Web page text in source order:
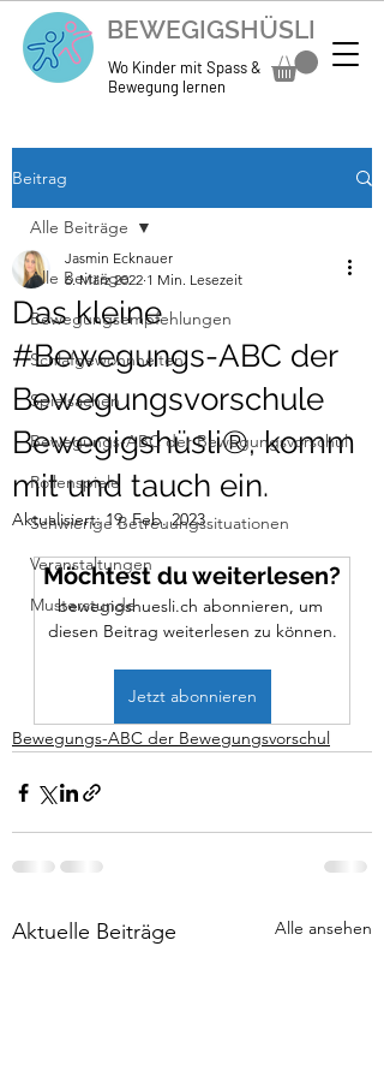
BEWEGIGSHÜSLI
Wo Kinder mit Spass &
Bewegung lernen
Beitrag
Alle Beiträge
Bewegungsempfehlungen
Schlafgewohnheiten
Spielsachen
Bewegungs-ABC der Bewegungsvorschul
Rollenspiele
Schwierige Betreuungssituationen
Veranstaltungen
Musterstunde
Alle Beiträge
Das kleine
#Bewegungs-ABC der
Bewegungsvorschule
Bewegigshüsli®, komm
mit und tauch ein.
Jasmin Ecknauer
6. März 2022 1 Min. Lesezeit
Aktualisiert:19. Feb. 2023
Möchtest du weiterlesen?
bewegigshuesli.ch abonnieren, um
diesen Beitrag weiterlesen zu können.
Jetzt abonnieren
Bewegungs-ABC der Bewegungsvorschul
Aktuelle Beiträge Alle ansehen